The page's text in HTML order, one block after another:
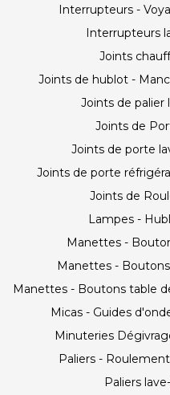
Interrupteurs -
Interrupteurs
Joints
Joints de hublot -
Joints de palier
Joints de
Joints de porte
Joints de porte
Joints de
Lampes -
Manettes -
Manettes -
Manettes - Boutons table
Micas - Guides
Minuteries
Paliers -
Paliers